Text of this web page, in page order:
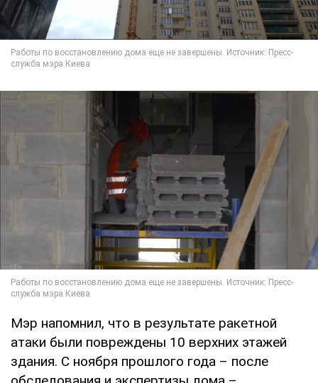
Мэр напомнил, что в результате ракетной
атаки были повреждены 10 верхних этажей
здания. С ноября прошлого года – после